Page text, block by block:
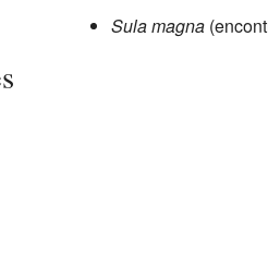
Sula magna